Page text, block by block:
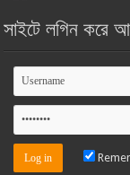
সাইটে লগিন করে